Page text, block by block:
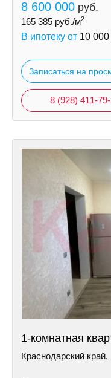
8 600 000 руб.
165 385 руб./м2
В ипотеку от 10 000
Записаться на
8 (928) 411-
1-комнатная
Краснодарский